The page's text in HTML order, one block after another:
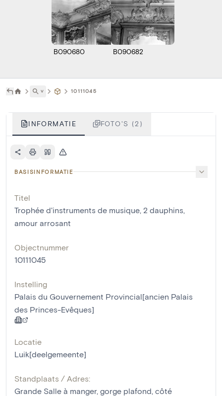
B090680 B090682
˅ 10111045
INFORMATIE FOTO'S (2)
BASISINFORMATIE
Titel
Trophée d'instruments de musique, 2 dauphins,
amour arrosant
Objectnummer
10111045
Instelling
Palais du Gouvernement Provincial[ancien Palais
des Princes-Evêques]
Locatie
Luik[deelgemeente]
Standplaats / Adres:
Grande Salle à manger, gorge plafond, côté